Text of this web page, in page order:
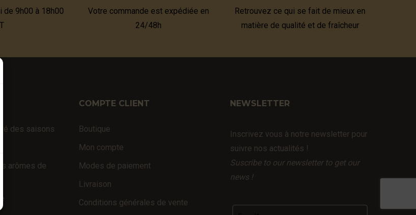
de 9h00 à 18h00
Votre commande est expédiée en
24/48h
Retrouvez ce qui se fait de mieux en
matière de qualité et de fraîcheur
des saisons
arômes de
COMPTE CLIENT
Boutique
Mon compte
Modes de paiement
Livraison
Conditions générales de vente
NEWSLETTER
Inscrivez vous à notre newsletter pour
suivre nos actualités !
Suscribe to our newsletter to get our
news !